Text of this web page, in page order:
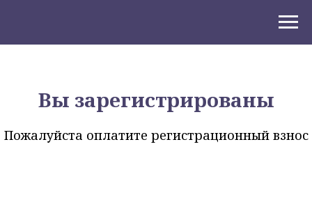
Вы зарегистрированы
Пожалуйста оплатите регистрационный взнос